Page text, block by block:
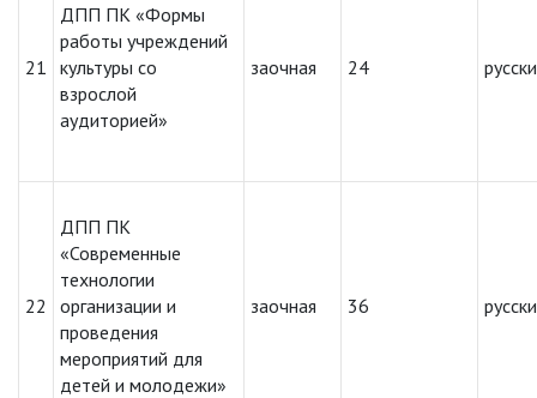
21
ДПП ПК «Формы
работы учреждений
культуры со
взрослой
аудиторией»
заочная 24
22
ДПП ПК
«Современные
технологии
организации и
проведения
мероприятий для
детей и молодежи»
заочная 36